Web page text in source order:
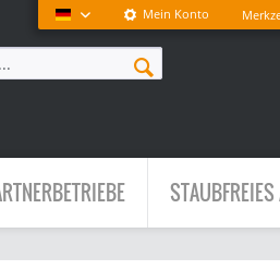
Deutsch Mein Konto
STAUBFREIES